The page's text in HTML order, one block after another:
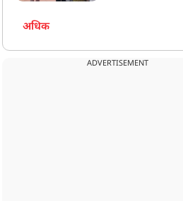
अधिक
ADVERTISEMENT